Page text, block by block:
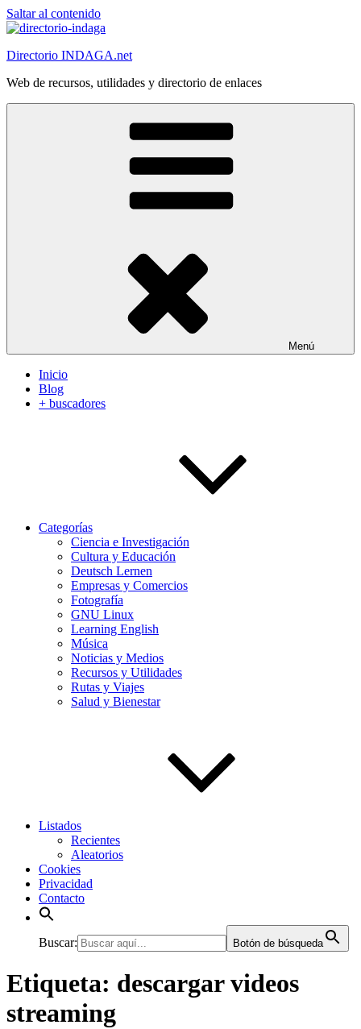
Saltar al contenido
Directorio INDAGA.net
Web de recursos, utilidades y directorio de enlaces
Menú
Inicio
Blog
+ buscadores
Categorías
Ciencia e Investigación
Cultura y Educación
Deutsch Lernen
Empresas y Comercios
Fotografía
GNU Linux
Learning English
Música
Noticias y Medios
Recursos y Utilidades
Rutas y Viajes
Salud y Bienestar
Listados
Recientes
Aleatorios
Cookies
Privacidad
Contacto
Buscar: Botón de búsqueda
Etiqueta: descargar videos
streaming